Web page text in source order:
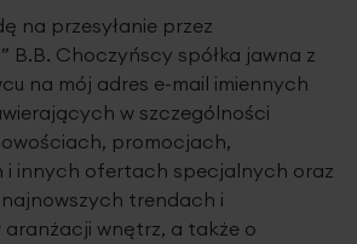
na przesyłanie przez
B.B. Choczyńscy spółka jawna z
na mój adres e-mail imiennych
w szczególności
promocjach,
i innych ofertach specjalnych oraz
trendach i
wnętrz, a także o